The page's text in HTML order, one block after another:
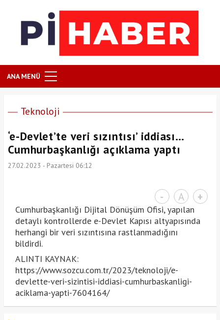
ANA MENÜ
Teknoloji
‘e-Devlet’te veri sızıntısı’ iddiası…
Cumhurbaşkanlığı açıklama yaptı
27.02.2023 - Pazartesi 06:12
- A +
Cumhurbaşkanlığı Dijital Dönüşüm Ofisi, yapılan
detaylı kontrollerde e-Devlet Kapısı altyapısında
herhangi bir veri sızıntısına rastlanmadığını
bildirdi.
ALINTI KAYNAK:
https://www.sozcu.com.tr/2023/teknoloji/e-
devlette-veri-sizintisi-iddiasi-cumhurbaskanligi-
aciklama-yapti-7604164/